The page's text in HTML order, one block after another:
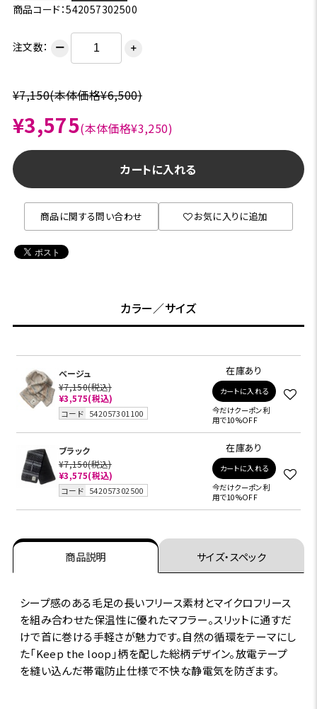
商品コード：542057302500
注文数： ー ＋
¥7,150(本体価格¥6,500)
¥3,575(本体価格¥3,250)
カートに入れる
商品に関する問い合わせ お気に入りに追加
カラー／サイズ
ベージュ
¥7,150(税込)
¥3,575(税込)
コード 542057301100
在庫あり
カートに入れる
今だけクーポン利
用で10%OFF
ブラック
¥7,150(税込)
¥3,575(税込)
コード 542057302500
在庫あり
カートに入れる
今だけクーポン利
用で10%OFF
商品説明 サイズ・スペック
シープ感のある毛足の長いフリース素材とマイクロフリース
を組み合わせた保温性に優れたマフラー。スリットに通すだ
けで首に巻ける手軽さが魅力です。自然の循環をテーマにし
た「Keep the loop」柄を配した総柄デザイン。放電テープ
を縫い込んだ帯電防止仕様で不快な静電気を防ぎます。